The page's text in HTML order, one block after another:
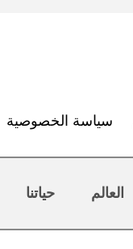
سياسة الخصوصية
العالم حياتنا